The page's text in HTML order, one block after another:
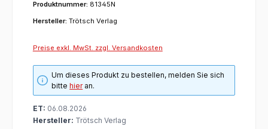
Produktnummer: 81345N
Hersteller: Trötsch Verlag
Preise exkl. MwSt. zzgl. Versandkosten
Um dieses Produkt zu bestellen, melden Sie sich
bittehieran.
ET: 06.08.2026
Hersteller: Trötsch Verlag